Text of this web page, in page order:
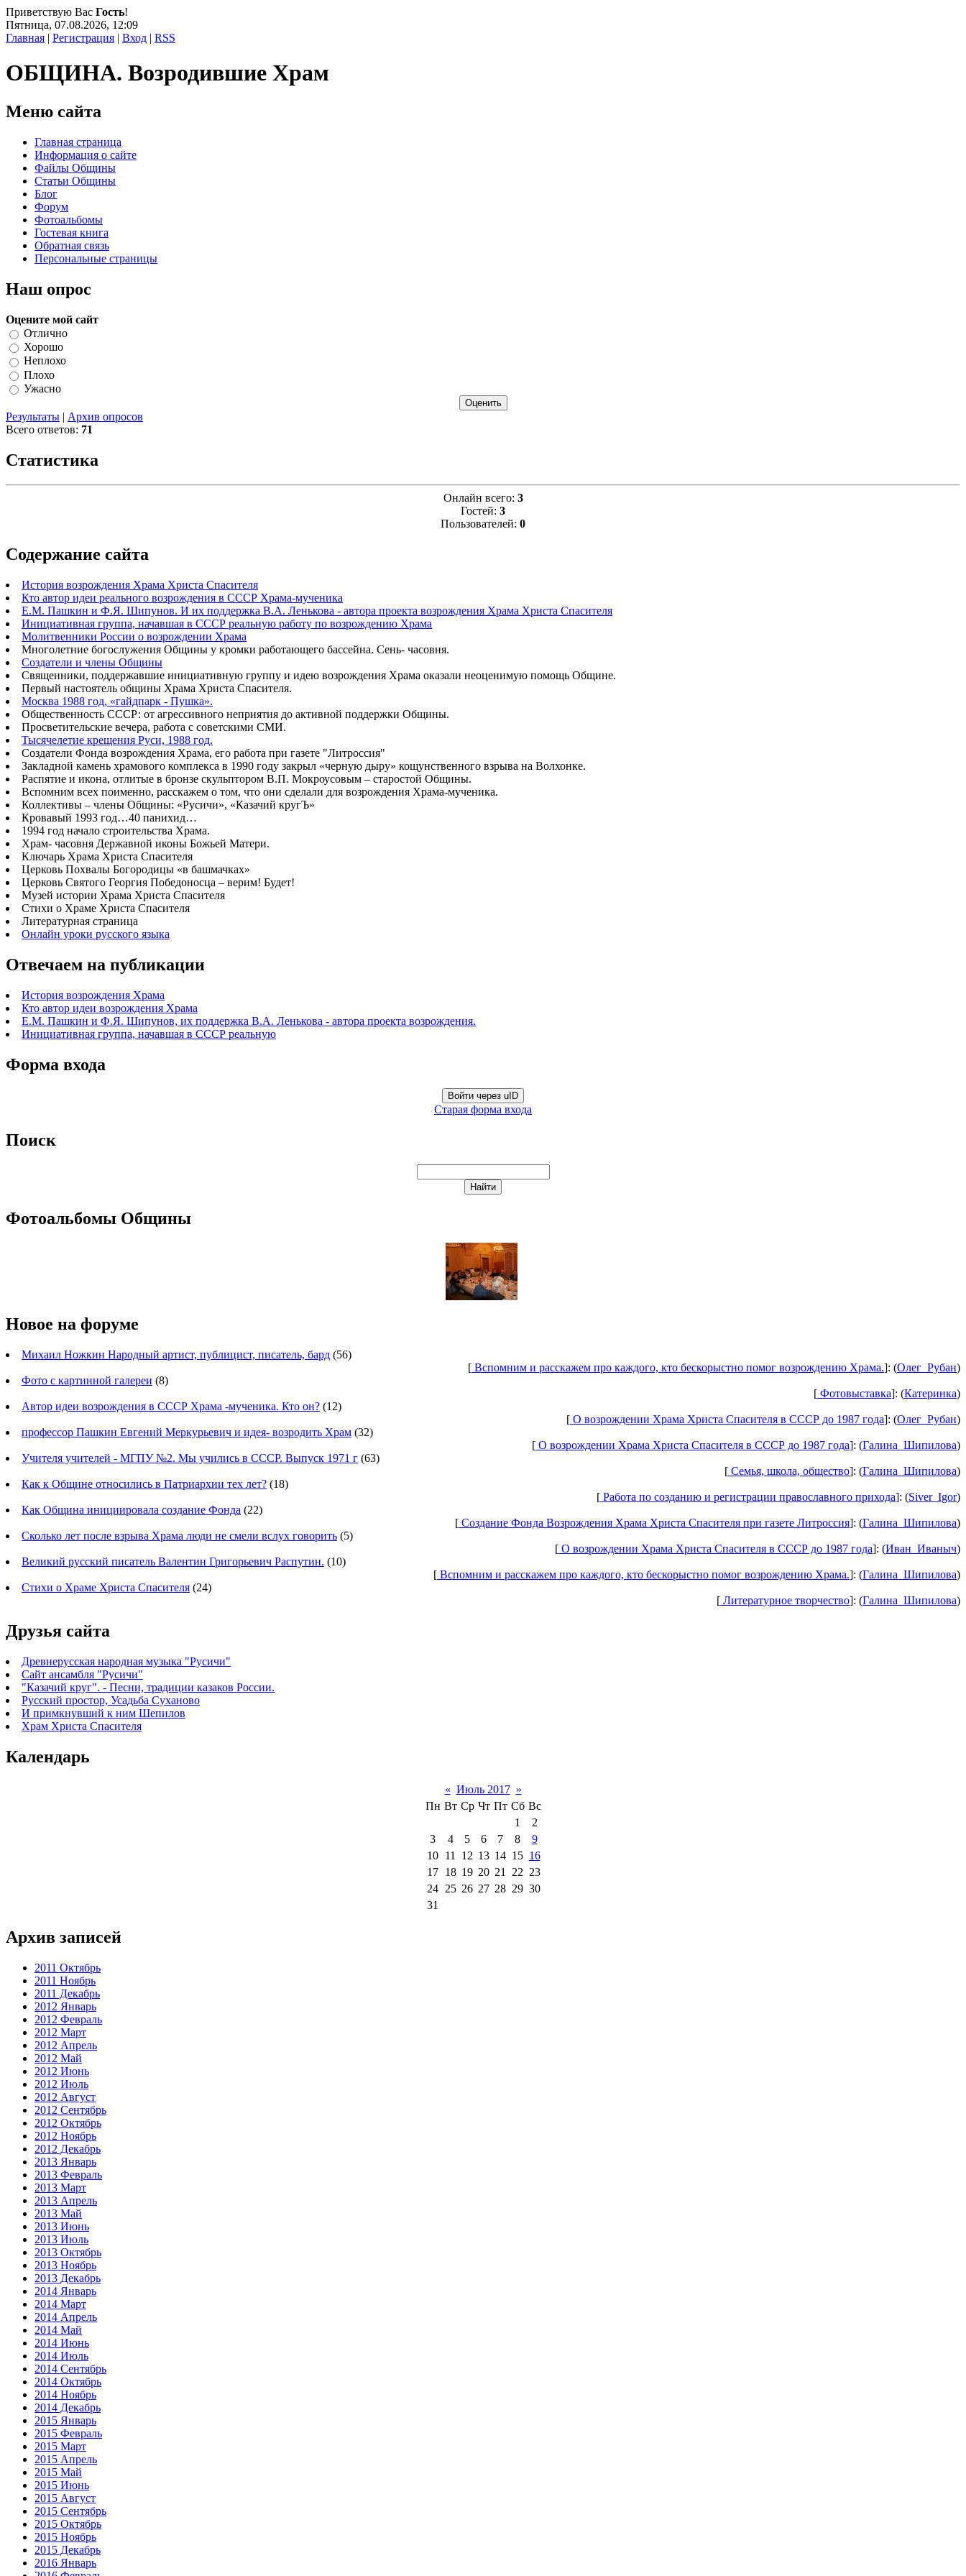
Приветствую Вас Гость!
Пятница, 07.08.2026, 12:09
Главная | Регистрация | Вход | RSS
ОБЩИНА. Возродившие Храм
Меню сайта
Главная страница
Информация о сайте
Файлы Общины
Статьи Общины
Блог
Форум
Фотоальбомы
Гостевая книга
Обратная связь
Персональные страницы
Наш опрос
Оцените мой сайт
Отлично
Хорошо
Неплохо
Плохо
Ужасно
Результаты | Архив опросов
Всего ответов: 71
Статистика
Онлайн всего: 3
Гостей: 3
Пользователей: 0
Содержание сайта
История возрождения Храма Христа Спасителя
Кто автор идеи реального возрождения в СССР Храма-мученика
Е.М. Пашкин и Ф.Я. Шипунов. И их поддержка В.А. Ленькова - автора проекта возрождения Храма Христа Спасителя
Инициативная группа, начавшая в СССР реальную работу по возрождению Храма
Молитвенники России о возрождении Храма
Многолетние богослужения Общины у кромки работающего бассейна. Сень- часовня.
Создатели и члены Общины
Священники, поддержавшие инициативную группу и идею возрождения Храма оказали неоценимую помощь Общине.
Первый настоятель общины Храма Христа Спасителя.
Москва 1988 год, «гайдпарк - Пушка».
Общественность СССР: от агрессивного неприятия до активной поддержки Общины.
Просветительские вечера, работа с советскими СМИ.
Тысячелетие крещения Руси, 1988 год.
Создатели Фонда возрождения Храма, его работа при газете "Литроссия"
Закладной камень храмового комплекса в 1990 году закрыл «черную дыру» кощунственного взрыва на Волхонке.
Распятие и икона, отлитые в бронзе скульптором В.П. Мокроусовым – старостой Общины.
Вспомним всех поименно, расскажем о том, что они сделали для возрождения Храма-мученика.
Коллективы – члены Общины: «Русичи», «Казачий кругЪ»
Кровавый 1993 год…40 панихид…
1994 год начало строительства Храма.
Храм- часовня Державной иконы Божьей Матери.
Ключарь Храма Христа Спасителя
Церковь Похвалы Богородицы «в башмачках»
Церковь Святого Георгия Победоносца – верим! Будет!
Музей истории Храма Христа Спасителя
Стихи о Храме Христа Спасителя
Литературная страница
Онлайн уроки русского языка
Отвечаем на публикации
История возрождения Храма
Кто автор идеи возрождения Храма
Е.М. Пашкин и Ф.Я. Шипунов, их поддержка В.А. Ленькова - автора проекта возрождения.
Инициативная группа, начавшая в СССР реальную
Форма входа
Войти через uID
Старая форма входа
Поиск
Фотоальбомы Общины
Новое на форуме
Михаил Ножкин Народный артист, публицист, писатель, бард (56)
[ Вспомним и расскажем про каждого, кто бескорыстно помог возрождению Храма.]: (Олег_Рубан)
Фото с картинной галереи (8)
[ Фотовыставка]: (Катеринка)
Автор идеи возрождения в СССР Храма -мученика. Кто он? (12)
[ О возрождении Храма Христа Спасителя в СССР до 1987 года]: (Олег_Рубан)
профессор Пашкин Евгений Меркурьевич и идея- возродить Храм (32)
[ О возрождении Храма Христа Спасителя в СССР до 1987 года]: (Галина_Шипилова)
Учителя учителей - МГПУ №2. Мы учились в СССР. Выпуск 1971 г (63)
[ Семья, школа, общество]: (Галина_Шипилова)
Как к Общине относились в Патриархии тех лет? (18)
[ Работа по созданию и регистрации православного прихода]: (Siver_Igor)
Как Община инициировала создание Фонда (22)
[ Создание Фонда Возрождения Храма Христа Спасителя при газете Литроссия]: (Галина_Шипилова)
Сколько лет после взрыва Храма люди не смели вслух говорить (5)
[ О возрождении Храма Христа Спасителя в СССР до 1987 года]: (Иван_Иваныч)
Великий русский писатель Валентин Григорьевич Распутин. (10)
[ Вспомним и расскажем про каждого, кто бескорыстно помог возрождению Храма.]: (Галина_Шипилова)
Стихи о Храме Христа Спасителя (24)
[ Литературное творчество]: (Галина_Шипилова)
Друзья сайта
Древнерусская народная музыка "Русичи"
Сайт ансамбля "Русичи"
"Казачий круг". - Песни, традиции казаков России.
Русский простор, Усадьба Суханово
И примкнувший к ним Шепилов
Храм Христа Спасителя
Календарь
« Июль 2017 »
Пн Вт Ср Чт Пт Сб Вс
1
2
3
4 5 6 7 8
9
10 11 12 13 14 15 16
17 18 19 20 21 22 23
24 25 26 27 28 29 30
31
Архив записей
2011 Октябрь
2011 Ноябрь
2011 Декабрь
2012 Январь
2012 Февраль
2012 Март
2012 Апрель
2012 Май
2012 Июнь
2012 Июль
2012 Август
2012 Сентябрь
2012 Октябрь
2012 Ноябрь
2012 Декабрь
2013 Январь
2013 Февраль
2013 Март
2013 Апрель
2013 Май
2013 Июнь
2013 Июль
2013 Октябрь
2013 Ноябрь
2013 Декабрь
2014 Январь
2014 Март
2014 Апрель
2014 Май
2014 Июнь
2014 Июль
2014 Сентябрь
2014 Октябрь
2014 Ноябрь
2014 Декабрь
2015 Январь
2015 Февраль
2015 Март
2015 Апрель
2015 Май
2015 Июнь
2015 Август
2015 Сентябрь
2015 Октябрь
2015 Ноябрь
2015 Декабрь
2016 Январь